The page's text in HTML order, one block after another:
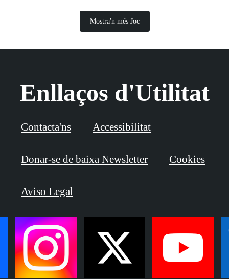
Mostra'n més Joc
Enllaços d'Utilitat
Contacta'ns Accessibilitat
Donar-se de baixa Newsletter Cookies
Aviso Legal